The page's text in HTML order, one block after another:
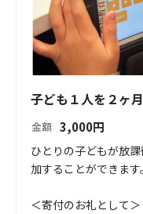
子ども１人を２ヶ
金額 3,000円
ひとりの子どもが放
加することができます。
＜寄付のお礼として＞